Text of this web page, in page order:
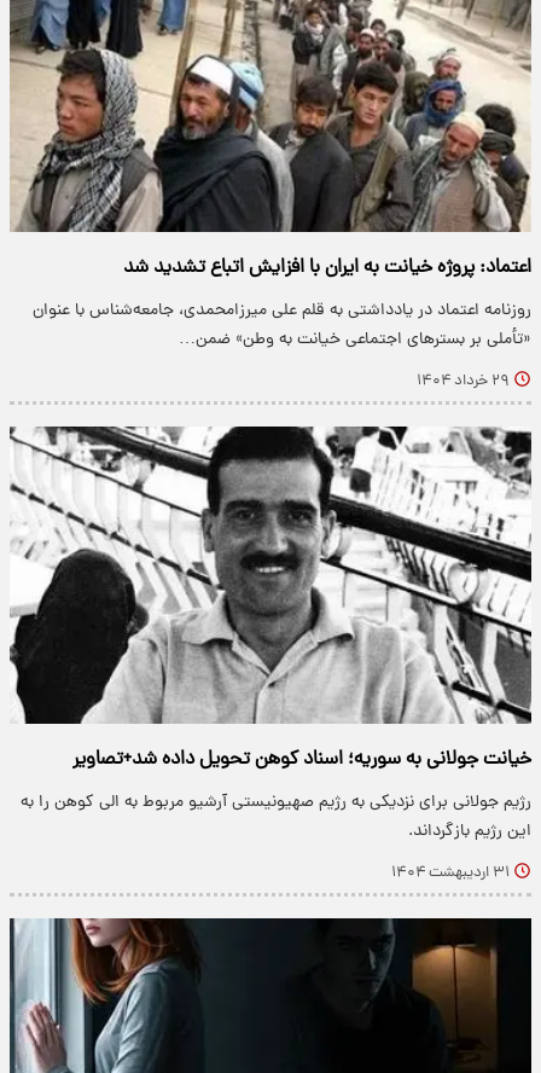
اعتماد: پروژه خیانت به ایران با افزایش اتباع تشدید شد
روزنامه اعتماد در یادداشتی به قلم علی میرزامحمدی، جامعه‌شناس با عنوان
«تأملی بر بستر‌های اجتماعی خیانت به وطن» ضمن…
۲۹ خرداد ۱۴۰۴
خیانت جولانی به سوریه؛ اسناد کوهن تحویل داده شد+تصاویر
رژیم جولانی برای نزدیکی به رژیم صهیونیستی آرشیو مربوط به الی کوهن را به
این رژیم بازگرداند.
۳۱ اردیبهشت ۱۴۰۴